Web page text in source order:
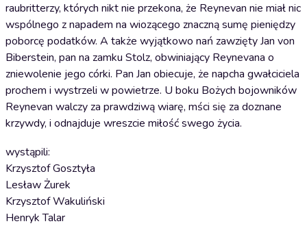
raubritterzy, których nikt nie przekona, że Reynevan nie miał nic
wspólnego z napadem na wiozącego znaczną sumę pieniędzy
poborcę podatków. A także wyjątkowo nań zawzięty Jan von
Biberstein, pan na zamku Stolz, obwiniający Reynevana o
zniewolenie jego córki. Pan Jan obiecuje, że napcha gwałciciela
prochem i wystrzeli w powietrze. U boku Bożych bojowników
Reynevan walczy za prawdziwą wiarę, mści się za doznane
krzywdy, i odnajduje wreszcie miłość swego życia.
wystąpili:
Krzysztof Gosztyła
Lesław Żurek
Krzysztof Wakuliński
Henryk Talar